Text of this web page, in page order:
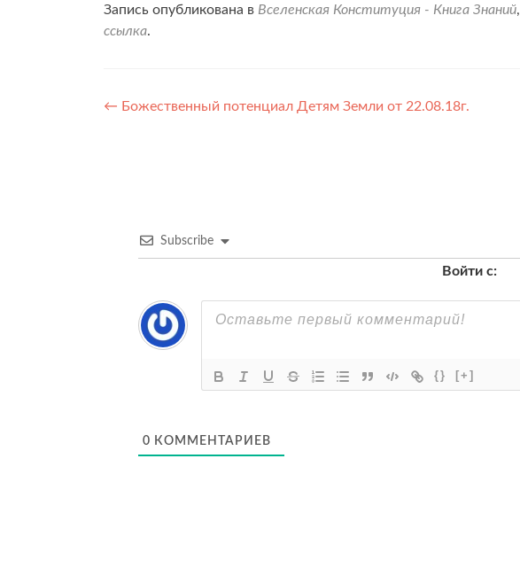
Запись опубликована в Вселенская Конституция - Книга Знаний,
ссылка.
Навигация
← Божественный потенциал Детям Земли от 22.08.18г.
Subscribe
Войти с:
{} [+]
0 КОММЕНТАРИЕВ